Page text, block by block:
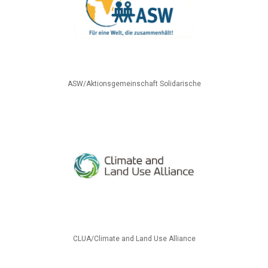
ASW/Aktionsgemeinschaft Solidarische
CLUA/Climate and Land Use Alliance